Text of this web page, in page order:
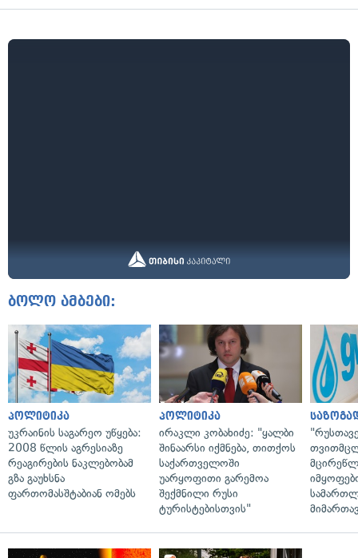
ბოლო ამბები:
პოლიტიკა
უკრაინის საგარეო უწყება:
2008 წლის აგრესიაზე
რეაგირების ნაკლებობამ
გზა გაუხსნა
ფართომასშტაბიან ომებს
პოლიტიკა
ირაკლი კობახიძე: "ყალბი
შინაარსი იქმნება, თითქოს
საქართველოში
უარყოფითი გარემოა
შექმნილი რუსი
ტურისტებისთვის"